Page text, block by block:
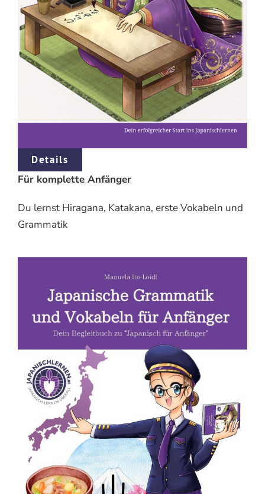
Details
Für komplette Anfänger
Du lernst Hiragana, Katakana, erste Vokabeln und
Grammatik